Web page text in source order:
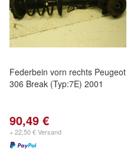
Federbein vorn rechts Peugeot
306 Break (Typ:7E) 2001
90,49 €
+ 22,50 € Versand